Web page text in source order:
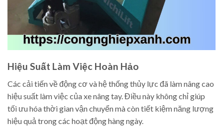
Hiệu Suất Làm Việc Hoàn Hảo
Các cải tiến về động cơ và hệ thống thủy lực đã làm nâng cao
hiệu suất làm việc của xe nâng tay. Điều này không chỉ giúp
tối ưu hóa thời gian vận chuyển mà còn tiết kiệm năng lượng
hiệu quả trong các hoạt động hàng ngày.